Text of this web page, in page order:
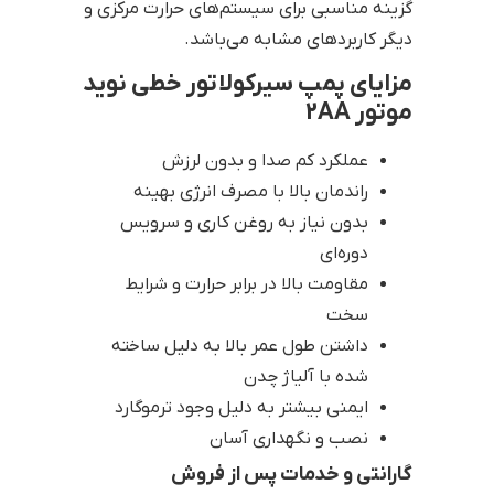
گزینه مناسبی برای سیستم‌های حرارت مرکزی و
دیگر کاربرد‌های مشابه می‌باشد.
مزایای پمپ سیرکولاتور خطی نوید
موتور 2AA
عملکرد کم صدا و بدون لرزش
راندمان بالا با مصرف انرژی بهینه
بدون نیاز به روغن کاری و سرویس
دوره‌ای
مقاومت بالا در برابر حرارت و شرایط
سخت
داشتن طول عمر بالا به دلیل ساخته
شده با آلیاژ چدن
ایمنی بیشتر به دلیل وجود ترموگارد
نصب و نگهداری آسان
گارانتی و خدمات پس از فروش